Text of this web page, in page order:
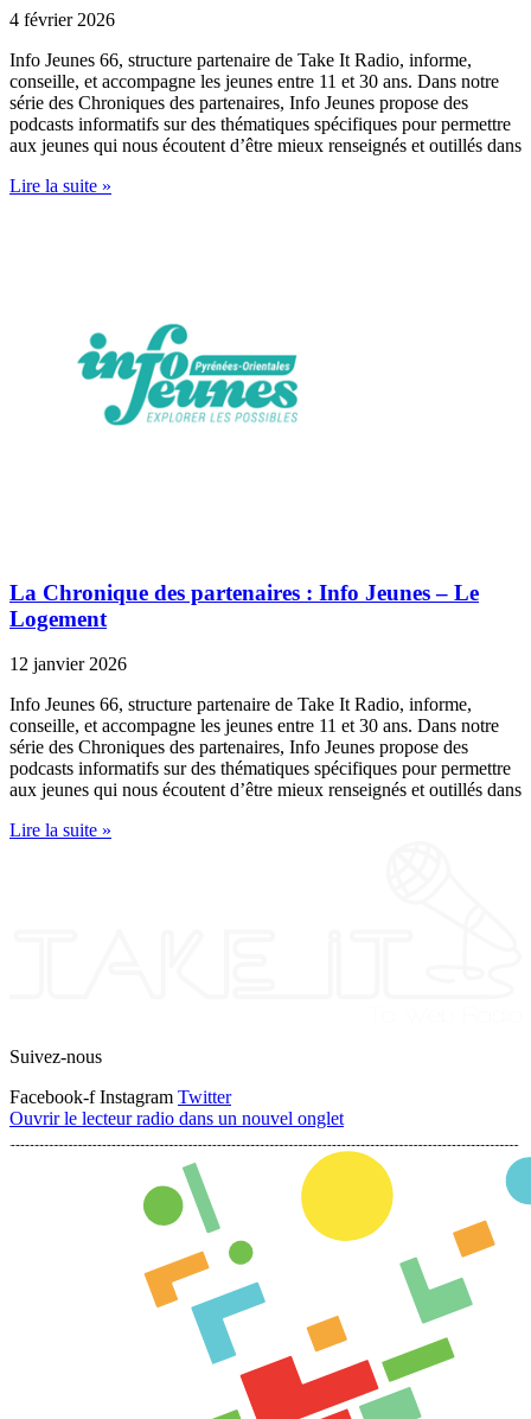
4 février 2026
Info Jeunes 66, structure partenaire de Take It Radio, informe,
conseille, et accompagne les jeunes entre 11 et 30 ans. Dans notre
série des Chroniques des partenaires, Info Jeunes propose des
podcasts informatifs sur des thématiques spécifiques pour permettre
aux jeunes qui nous écoutent d’être mieux renseignés et outillés dans
Lire la suite »
La Chronique des partenaires : Info Jeunes – Le
Logement
12 janvier 2026
Info Jeunes 66, structure partenaire de Take It Radio, informe,
conseille, et accompagne les jeunes entre 11 et 30 ans. Dans notre
série des Chroniques des partenaires, Info Jeunes propose des
podcasts informatifs sur des thématiques spécifiques pour permettre
aux jeunes qui nous écoutent d’être mieux renseignés et outillés dans
Lire la suite »
Suivez-nous
Facebook-f Instagram Twitter
Ouvrir le lecteur radio dans un nouvel onglet